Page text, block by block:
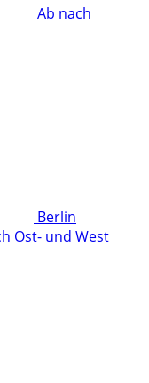
Ab nach
Berlin
Ost- und West